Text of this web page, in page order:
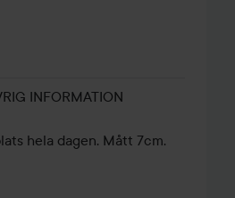
INFORMATION
hela dagen. Mått 7cm.